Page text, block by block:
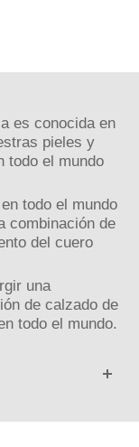
es conocida en
pieles y
todo el mundo
todo el mundo
combinación de
del cuero
una
de calzado de
todo el mundo.